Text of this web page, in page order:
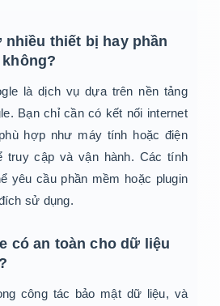
nhiều thiết bị hay phần
là dịch vụ dựa trên nền tảng
Bạn chỉ cần có kết nối internet
hợp như máy tính hoặc điện
truy cập và vận hành. Các tính
yêu cầu phần mềm hoặc plugin
sử dụng.
có an toàn cho dữ liệu
công tác bảo mật dữ liệu, và